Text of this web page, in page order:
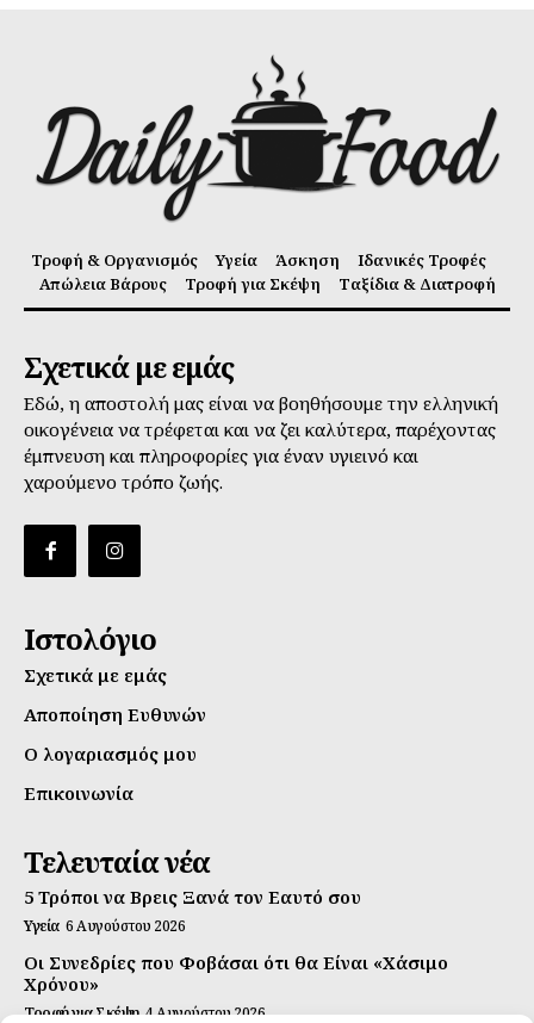
Τροφή & Οργανισμός Υγεία Άσκηση
Ιδανικές Τροφές
Απώλεια Βάρους
Τροφή για Σκέψη Ταξίδια & Διατροφή
Σχετικά με εμάς
Εδώ, η αποστολή μας είναι να βοηθήσουμε την ελληνική
οικογένεια να τρέφεται και να ζει καλύτερα, παρέχοντας
έμπνευση και πληροφορίες για έναν υγιεινό και
χαρούμενο τρόπο ζωής.
Ιστολόγιο
Σχετικά με εμάς
Αποποίηση Ευθυνών
Ο λογαριασμός μου
Επικοινωνία
Τελευταία νέα
5 Τρόποι να Βρεις Ξανά τον Εαυτό σου
Υγεία 6 Αυγούστου 2026
Οι Συνεδρίες που Φοβάσαι ότι θα Είναι «Χάσιμο
Χρόνου»
Τροφή για Σκέψη 4 Αυγούστου 2026